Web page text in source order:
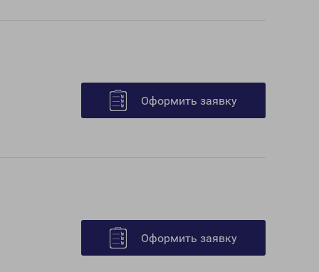
Оформить заявку
Оформить заявку